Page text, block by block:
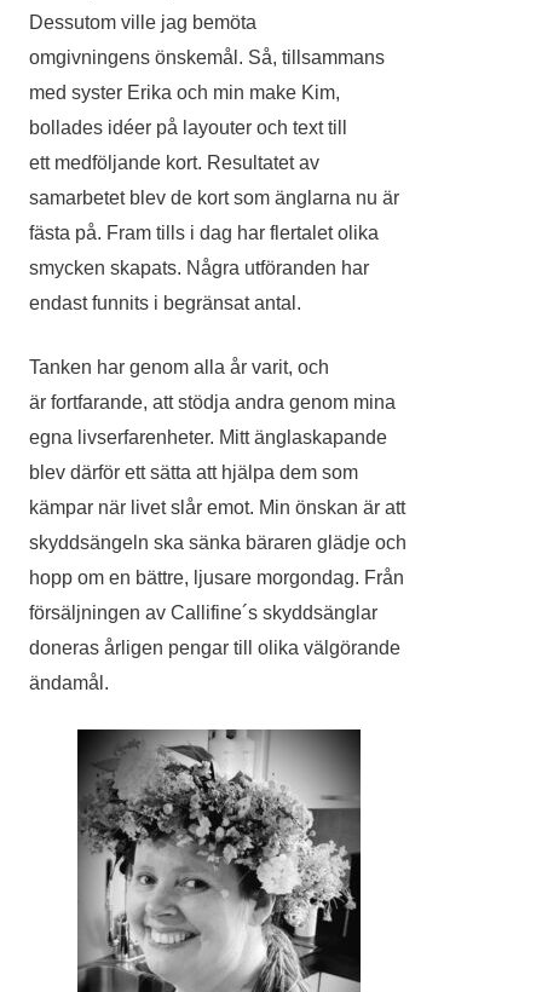
Dessutom ville jag bemöta
omgivningens önskemål. Så, tillsammans
med syster Erika och min make Kim,
bollades idéer på layouter och text till
ett medföljande kort. Resultatet av
samarbetet blev de kort som änglarna nu är
fästa på. Fram tills i dag har flertalet olika
smycken skapats. Några utföranden har
endast funnits i begränsat antal.
Tanken har genom alla år varit, och
är fortfarande, att stödja andra genom mina
egna livserfarenheter. Mitt änglaskapande
blev därför ett sätta att hjälpa dem som
kämpar när livet slår emot. Min önskan är att
skyddsängeln ska sänka bäraren glädje och
hopp om en bättre, ljusare morgondag. Från
försäljningen av Callifine´s skyddsänglar
doneras årligen pengar till olika välgörande
ändamål.